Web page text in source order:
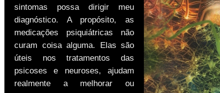
sintomas possa dirigir meu
diagnóstico. A propósito, as
medicações psiquiátricas não
curam coisa alguma. Elas são
úteis nos tratamentos das
psicoses e neuroses, ajudam
realmente a melhorar ou